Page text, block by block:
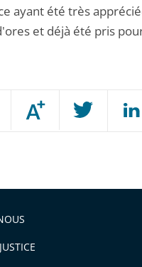
Augmenter
ou
ayant été très
et déjà été pris